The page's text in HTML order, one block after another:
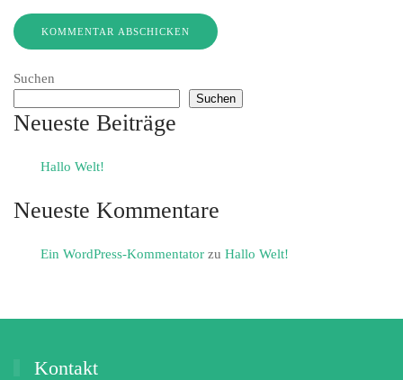
KOMMENTAR ABSCHICKEN
Suchen
Suchen
Neueste Beiträge
Hallo Welt!
Neueste Kommentare
Ein WordPress-Kommentator zu Hallo Welt!
Kontakt